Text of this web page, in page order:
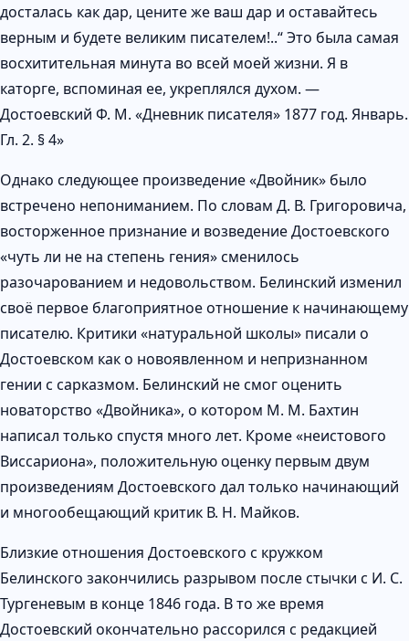
досталась как дар, цените же ваш дар и оставайтесь
верным и будете великим писателем!..“ Это была самая
восхитительная минута во всей моей жизни. Я в
каторге, вспоминая ее, укреплялся духом. —
Достоевский Ф. М. «Дневник писателя» 1877 год. Январь.
Гл. 2. § 4»
Однако следующее произведение «Двойник» было
встречено непониманием. По словам Д. В. Григоровича,
восторженное признание и возведение Достоевского
«чуть ли не на степень гения» сменилось
разочарованием и недовольством. Белинский изменил
своё первое благоприятное отношение к начинающему
писателю. Критики «натуральной школы» писали о
Достоевском как о новоявленном и непризнанном
гении с сарказмом. Белинский не смог оценить
новаторство «Двойника», о котором М. М. Бахтин
написал только спустя много лет. Кроме «неистового
Виссариона», положительную оценку первым двум
произведениям Достоевского дал только начинающий
и многообещающий критик В. Н. Майков.
Близкие отношения Достоевского с кружком
Белинского закончились разрывом после стычки с И. С.
Тургеневым в конце 1846 года. В то же время
Достоевский окончательно рассорился с редакцией